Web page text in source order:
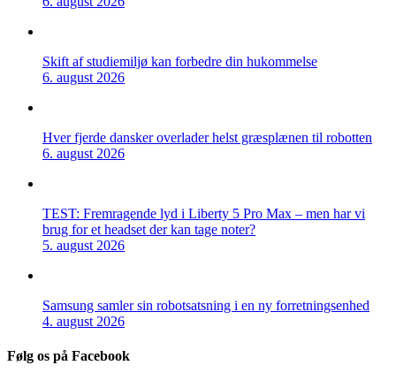
Skift af studiemiljø kan forbedre din hukommelse
6. august 2026
Hver fjerde dansker overlader helst græsplænen til robotten
6. august 2026
TEST: Fremragende lyd i Liberty 5 Pro Max – men har vi
brug for et headset der kan tage noter?
5. august 2026
Samsung samler sin robotsatsning i en ny forretningsenhed
4. august 2026
Følg os på Facebook